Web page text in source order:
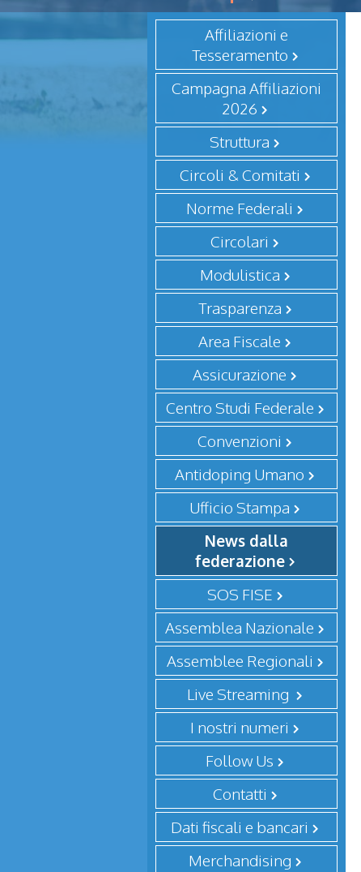
Affiliazioni e
Tesseramento
Campagna Affiliazioni
2026
Struttura
Circoli & Comitati
Norme Federali
Circolari
Modulistica
Trasparenza
Area Fiscale
Assicurazione
Centro Studi Federale
Convenzioni
Antidoping Umano
Ufficio Stampa
News dalla
federazione
SOS FISE
Assemblea Nazionale
Assemblee Regionali
Live Streaming
I nostri numeri
Follow Us
Contatti
Dati fiscali e bancari
Merchandising